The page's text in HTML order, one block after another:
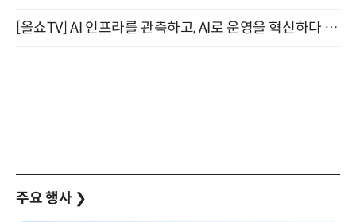
[올쇼TV] AI 인프라를 관측하고, AI로 운영을 혁신하다 (8월 11일 생방송)
주요 행사 ❯